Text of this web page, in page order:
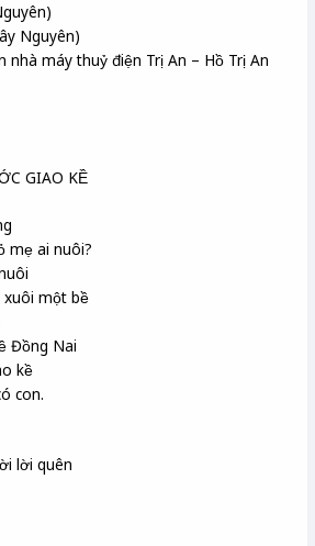
Nguyên)
nhà máy thuỷ điện Trị An – Hồ Trị An
GIAO KỀ
mẹ ai nuôi?
xuôi một bề
Đồng Nai
kề
con.
lời quên